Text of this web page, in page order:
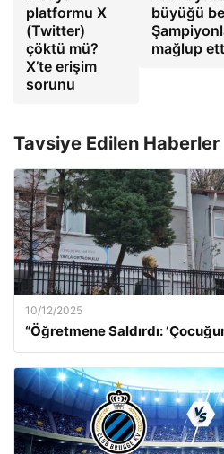
platformu X
(Twitter)
çöktü mü?
X’te erişim
sorunu
büyüğü
mağlup
Tavsiye Edilen Haberler
10/12/2025
“Öğretmene Saldırdı: